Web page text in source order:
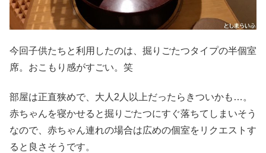
今回子供たちと利用したのは、掘りごたつタイプの半個室
席。おこもり感がすごい。笑
部屋は正直狭めで、大人2人以上だったらきついかも…。
赤ちゃんを寝かせると掘りごたつにすぐ落ちてしまいそう
なので、赤ちゃん連れの場合は広めの個室をリクエストす
ると良さそうです。